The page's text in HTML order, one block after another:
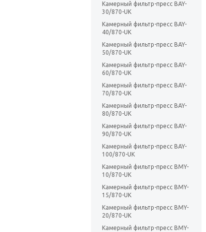
Камерный фильтр-пресс BAY-
30/870-UK
Камерный фильтр-пресс BAY-
40/870-UK
Камерный фильтр-пресс BAY-
50/870-UK
Камерный фильтр-пресс BAY-
60/870-UK
Камерный фильтр-пресс BAY-
70/870-UK
Камерный фильтр-пресс BAY-
80/870-UK
Камерный фильтр-пресс BAY-
90/870-UK
Камерный фильтр-пресс BAY-
100/870-UK
Камерный фильтр-пресс BMY-
10/870-UK
Камерный фильтр-пресс BMY-
15/870-UK
Камерный фильтр-пресс BMY-
20/870-UK
Камерный фильтр-пресс BMY-